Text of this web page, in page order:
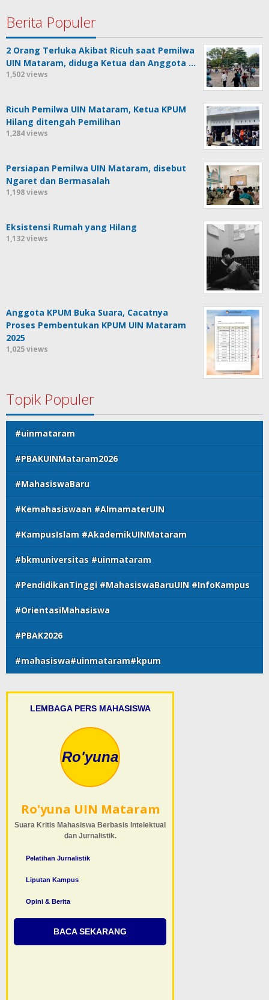
Berita Populer
2 Orang Terluka Akibat Ricuh saat Pemilwa
UIN Mataram, diduga Ketua dan Anggota …
1,502 views
Ricuh Pemilwa UIN Mataram, Ketua KPUM
Hilang ditengah Pemilihan
1,284 views
Persiapan Pemilwa UIN Mataram, disebut
Ngaret dan Bermasalah
1,198 views
Eksistensi Rumah yang Hilang
1,132 views
Anggota KPUM Buka Suara, Cacatnya
Proses Pembentukan KPUM UIN Mataram
2025
1,025 views
Topik Populer
#uinmataram
#PBAKUINMataram2026
#MahasiswaBaru
#Kemahasiswaan #AlmamaterUIN
#KampusIslam #AkademikUINMataram
#bkmuniversitas #uinmataram
#PendidikanTinggi #MahasiswaBaruUIN #InfoKampus
#OrientasiMahasiswa
#PBAK2026
#mahasiswa#uinmataram#kpum
LEMBAGA PERS MAHASISWA
Ro'yuna
Ro'yuna UIN Mataram
Suara Kritis Mahasiswa Berbasis Intelektual
dan Jurnalistik.
Pelatihan Jurnalistik
Liputan Kampus
Opini & Berita
BACA SEKARANG